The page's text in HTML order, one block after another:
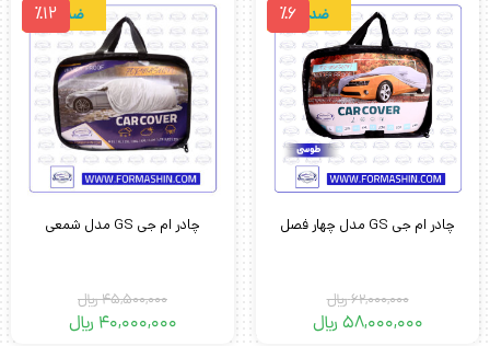
ضدآب٪6
چادر ام جی GS مدل چهار فصل
62,000,000﷼
58,000,000 ﷼
ضدآب٪12
چادر ام جی GS مدل شمعی
45,500,000﷼
40,000,000 ﷼